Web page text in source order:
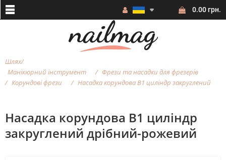
0.00 грн.
Шлях
Манікюрний інструмент
Фрези та насадки для фрезерiв
Корундові фрези
Насадка корундова B1 циліндр закруглений
Насадка корундова B1 циліндр
закруглений дрібний-рожевий